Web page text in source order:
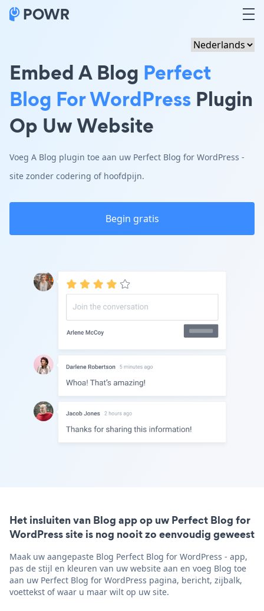
Embed A Blog Perfect
Blog For WordPress Plugin
Op Uw Website
Voeg A Blog plugin toe aan uw Perfect Blog for WordPress -
site zonder codering of hoofdpijn.
Begin gratis
Het insluiten van Blog app op uw Perfect Blog for
WordPress site is nog nooit zo eenvoudig geweest
Maak uw aangepaste Blog Perfect Blog for WordPress - app,
pas de stijl en kleuren van uw website aan en voeg Blog toe
aan uw Perfect Blog for WordPress pagina, bericht, zijbalk,
voettekst of waar u maar wilt op uw site.